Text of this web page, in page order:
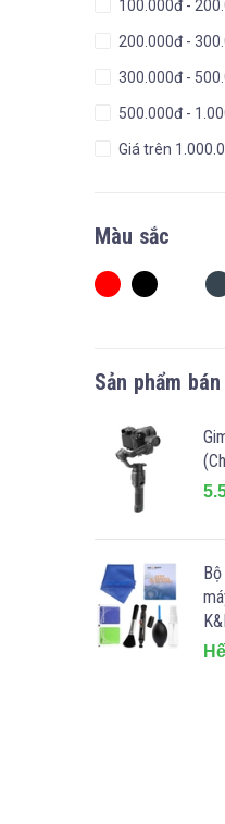
100.000đ -
200.000đ -
300.000đ -
500.000đ -
Giá trên
Màu sắc
Sản phẩm